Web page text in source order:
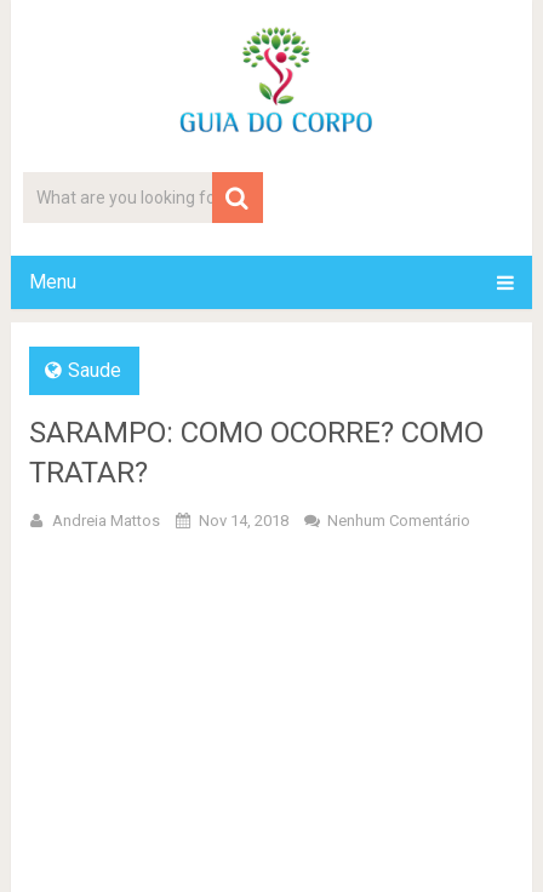
Menu
Saude
SARAMPO: COMO OCORRE? COMO
TRATAR?
Andreia Mattos Nov 14, 2018 Nenhum Comentário